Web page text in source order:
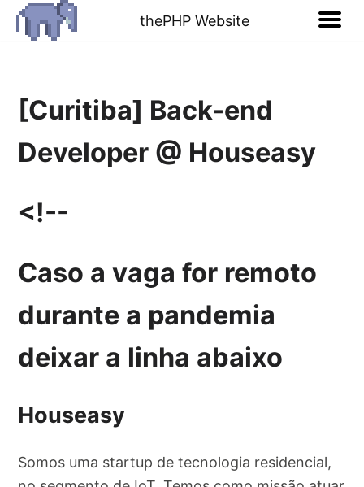
thePHP Website
[Curitiba] Back-end
Developer @ Houseasy
<!--
Caso a vaga for remoto
durante a pandemia
deixar a linha abaixo
Houseasy
Somos uma startup de tecnologia residencial,